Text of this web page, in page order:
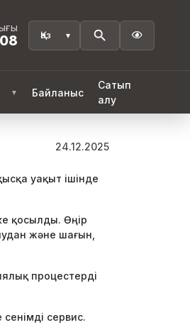

▼ Байланыс
Сатып
алу
24.12.2025
уақыт ішінде
қосылды. Өңір
және шағын,
процестерді
сервис.